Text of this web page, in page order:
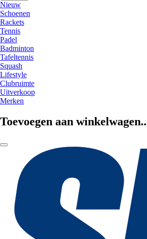
Nieuw
Schoenen
Rackets
Tennis
Padel
Badminton
Tafeltennis
Squash
Lifestyle
Clubruimte
Uitverkoop
Merken
Toevoegen aan